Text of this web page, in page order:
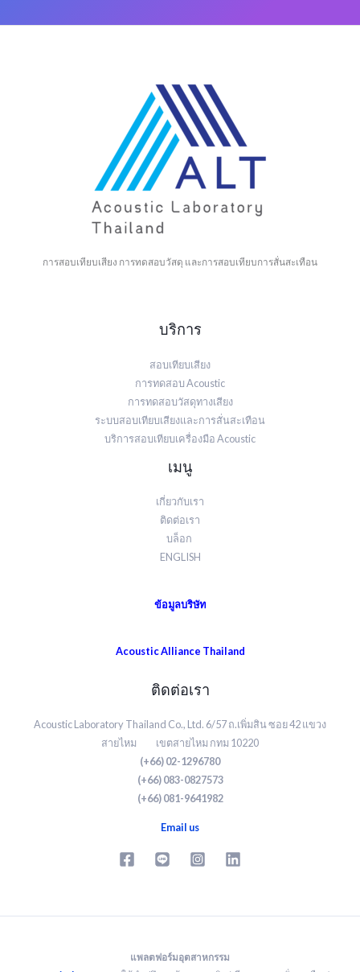
การสอบเทียบเสียง การทดสอบวัสดุ และการสอบเทียบการสั่นสะเทือน
บริการ
สอบเทียบเสียง
การทดสอบ Acoustic
การทดสอบวัสดุทางเสียง
ระบบสอบเทียบเสียงและการสั่นสะเทือน
บริการสอบเทียบเครื่องมือ Acoustic
เมนู
เกี่ยวกับเรา
ติดต่อเรา
บล็อก
ENGLISH
ข้อมูลบริษัท
Acoustic Alliance Thailand
ติดต่อเรา
Acoustic Laboratory Thailand Co., Ltd. 6/57 ถ.เพิ่มสิน ซอย 42 แขวง
สายไหม เขตสายไหม กทม 10220
(+66) 02-1296780
(+66) 083-0827573
(+66) 081-9641982
Email us
แพลตฟอร์มอุตสาหกรรม